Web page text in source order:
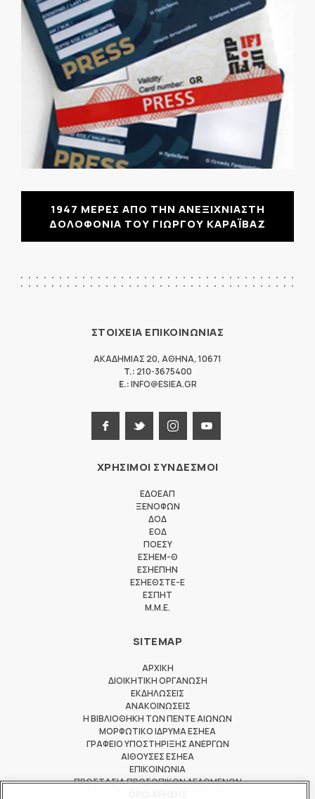
1947 ΜΕΡΕΣ ΑΠΟ ΤΗΝ ΑΝΕΞΙΧΝΙΑΣΤΗ
ΔΟΛΟΦΟΝΙΑ ΤΟΥ ΓΙΩΡΓΟΥ ΚΑΡΑΪΒΑΖ
ΣΤΟΙΧΕΙΑ ΕΠΙΚΟΙΝΩΝΙΑΣ
ΑΚΑΔΗΜΙΑΣ 20, ΑΘΗΝΑ, 10671
T.: 210-3675400
E.:INFO@ESIEA.GR
ΧΡΗΣΙΜΟΙ ΣΥΝΔΕΣΜΟΙ
ΕΔΟΕΑΠ
ΞΕΝΟΦΩΝ
ΔΟΔ
ΕΟΔ
ΠΟΕΣΥ
ΕΣΗΕΜ-Θ
ΕΣΗΕΠΗΝ
ΕΣΗΕΘΣΤΕ-Ε
ΕΣΠΗΤ
M.M.E.
SITEMAP
ΑΡΧΙΚΗ
ΔΙΟΙΚΗΤΙΚΗ ΟΡΓΑΝΩΣΗ
ΕΚΔΗΛΩΣΕΙΣ
ΑΝΑΚΟΙΝΩΣΕΙΣ
Η ΒΙΒΛΙΟΘΗΚΗ ΤΩΝ ΠΕΝΤΕ ΑΙΩΝΩΝ
ΜΟΡΦΩΤΙΚΟ ΙΔΡΥΜΑ ΕΣΗΕΑ
ΓΡΑΦΕΙΟ ΥΠΟΣΤΗΡΙΞΗΣ ΑΝΕΡΓΩΝ
ΑΙΘΟΥΣΕΣ ΕΣΗΕΑ
ΕΠΙΚΟΙΝΩΝΙΑ
ΠΡΟΣΤΑΣΙΑ ΠΡΟΣΩΠΙΚΩΝ ΔΕΔΟΜΕΝΩΝ